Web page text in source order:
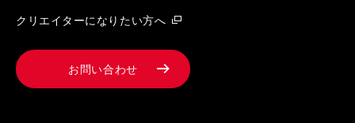
クリエイターになりたい方へ
お問い合わせ